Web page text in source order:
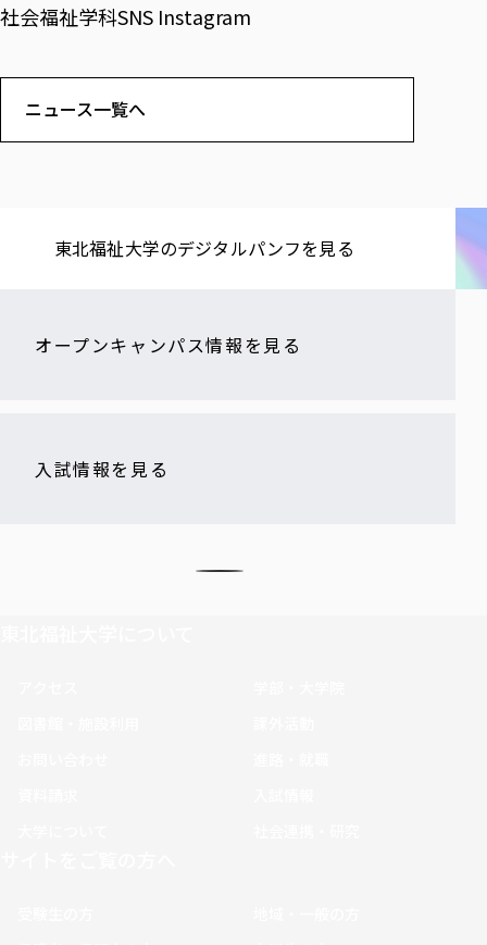
社会福祉学科SNS Instagram
ニュース一覧へ
東北福祉大学の​デジタルパンフを​見る​
オープンキャンパス情報を見る
入試情報を見る